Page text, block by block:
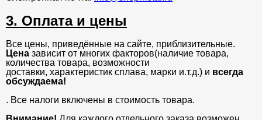
3. Оплата и цены
Все цены, приведённые на сайте, приблизительные.
Цена зависит от многих факторов(наличие товара,
количества товара, возможности
доставки, характеристик сплава, марки и.т.д.) и всегда
обсуждаема!
. Все налоги включены в стоимость товара.